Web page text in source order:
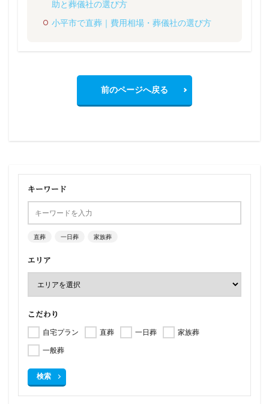
助と葬儀社の選び方
小平市で直葬｜費用相場・葬儀社の選び方
前のページへ戻る
キーワード
直葬 一日葬 家族葬
エリア
こだわり
自宅プラン 直葬 一日葬
家族葬
一般葬
検索